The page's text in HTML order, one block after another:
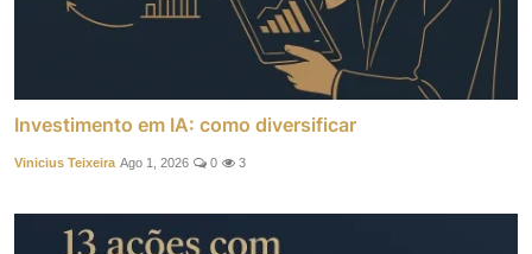
Investimento em IA: como diversificar
Vinicius Teixeira Ago 1, 2026 0 3